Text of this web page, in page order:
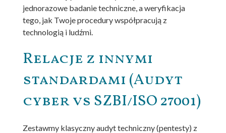
jednorazowe badanie techniczne, a weryfikacja
tego, jak Twoje procedury współpracują z
technologią i ludźmi.
Relacje z innymi
standardami (Audyt
cyber vs SZBI/ISO 27001)
Zestawmy klasyczny audyt techniczny (pentesty) z